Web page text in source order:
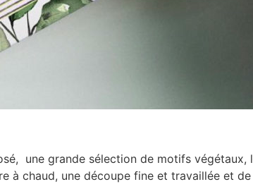
une grande sélection de motifs
à chaud, une découpe fine et travaillée et